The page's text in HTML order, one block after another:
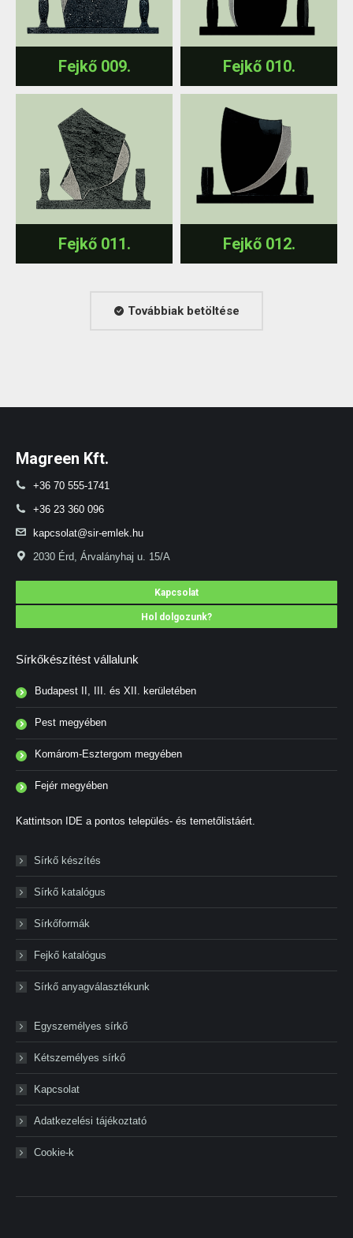
Fejkő 009. Fejkő 010.
Fejkő 011. Fejkő 012.
Továbbiak betöltése
Magreen Kft.
+36 70 555-1741
+36 23 360 096
kapcsolat@sir-emlek.hu
2030 Érd, Árvalányhaj u. 15/A
Kapcsolat
Hol dolgozunk?
Sírkőkészítést vállalunk
Budapest II, III. és XII. kerületében
Pest megyében
Komárom-Esztergom megyében
Fejér megyében
Kattintson IDE a pontos település- és temetőlistáért.
Sírkő készítés
Sírkő katalógus
Sírkőformák
Fejkő katalógus
Sírkő anyagválasztékunk
Egyszemélyes sírkő
Kétszemélyes sírkő
Kapcsolat
Adatkezelési tájékoztató
Cookie-k